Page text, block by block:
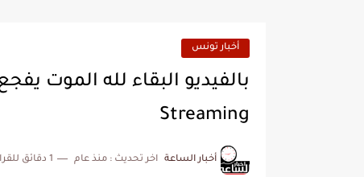
أخبار تونس
Streaming
أخبار الساعة اخر تحديث : منذ عام 1 دقائق للقراءة